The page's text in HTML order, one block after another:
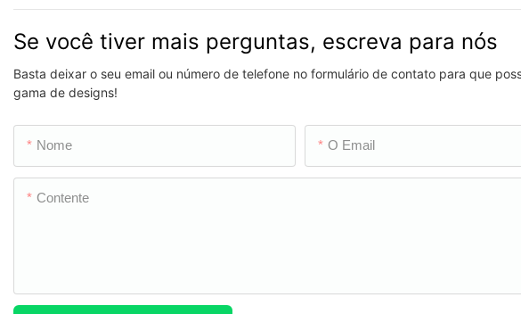
Se você tiver mais perguntas, escreva para nós
Basta deixar o seu email ou número de telefone no formulário de contato para que
gama de designs!
Nome O Email
Contente